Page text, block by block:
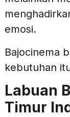
emosi.
Bajocinema
kebutuhan
Labuan
Timur